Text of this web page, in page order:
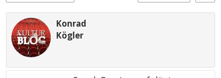
Konrad
Kögler